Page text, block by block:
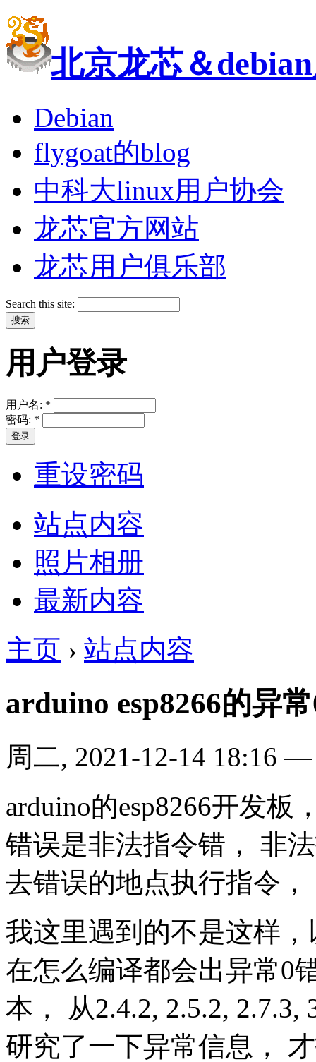
北京龙芯＆
Debian
flygoat的blog
中科大linux用户协会
龙芯官方网站
龙芯用户俱乐部
Search this site:
用户登录
用户名: *
密码: *
重设密码
站点内容
照片相册
最新内容
主页 › 站点内容
arduino esp8266的异
周二, 2021-12-14 18:16
arduino的esp8266开发
错误是非法指令错， 非
去错误的地点执行指令，
我这里遇到的不是这样
在怎么编译都会出异常0
本， 从2.4.2, 2.5.2,
研究了一下异常信息，